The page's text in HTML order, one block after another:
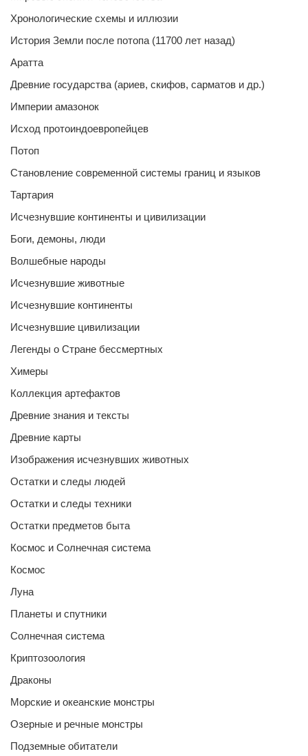
Хронологические схемы и иллюзии
История Земли после потопа (11700 лет назад)
Аратта
Древние государства (ариев, скифов, сарматов и др.)
Империи амазонок
Исход протоиндоевропейцев
Потоп
Становление современной системы границ и языков
Тартария
Исчезнувшие континенты и цивилизации
Боги, демоны, люди
Волшебные народы
Исчезнувшие животные
Исчезнувшие континенты
Исчезнувшие цивилизации
Легенды о Стране бессмертных
Химеры
Коллекция артефактов
Древние знания и тексты
Древние карты
Изображения исчезнувших животных
Остатки и следы людей
Остатки и следы техники
Остатки предметов быта
Космос и Солнечная система
Космос
Луна
Планеты и спутники
Солнечная система
Криптозоология
Драконы
Морские и океанские монстры
Озерные и речные монстры
Подземные обитатели